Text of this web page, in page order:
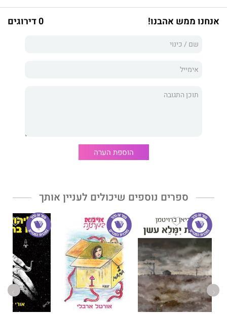
פורטל, ונותן את הכלים הפרקטיים, ברמה היומיומית; כלים
אורח חיים בריא.
טיפים לפעילות גופנית.
אנחנו ממש אהבנו! 0 דירוגים
הוספת הערה
ספרים נוספים שיכולים לעניין אותך